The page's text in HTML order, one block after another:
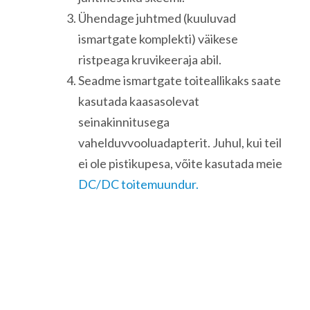
Ühendage juhtmed (kuuluvad
ismartgate komplekti) väikese
ristpeaga kruvikeeraja abil.
Seadme ismartgate toiteallikaks saate
kasutada kaasasolevat
seinakinnitusega
vahelduvvooluadapterit. Juhul, kui teil
ei ole pistikupesa, võite kasutada meie
DC/DC toitemuundur.